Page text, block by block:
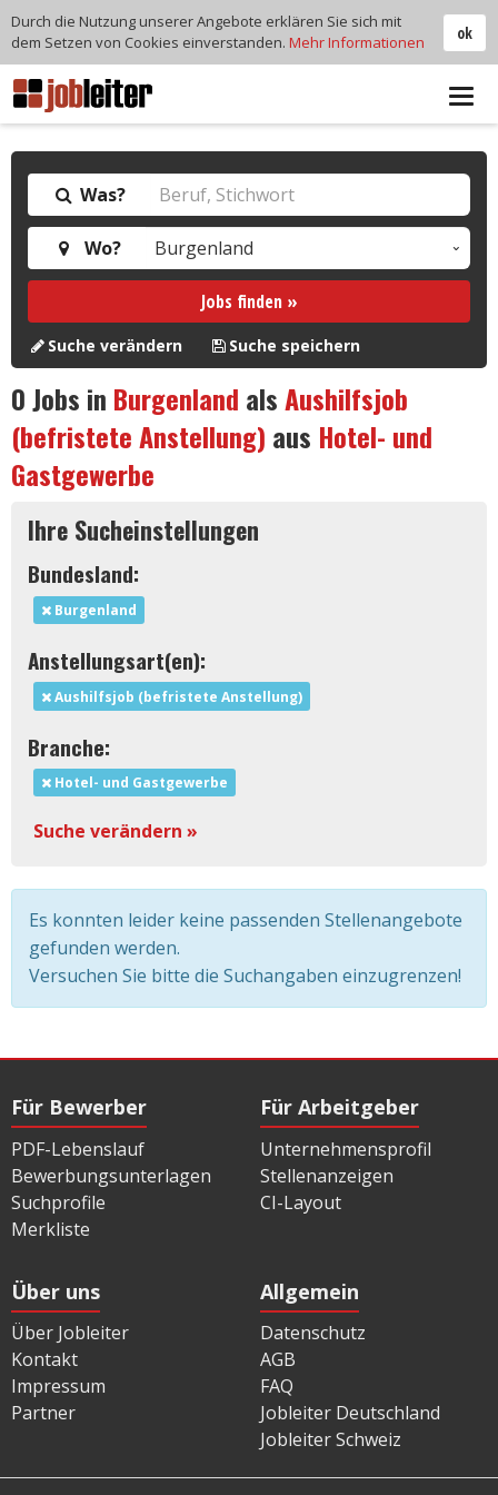
Was?
Wo?
Jobs finden »
Suche verändern Suche speichern
0Jobs in Burgenland alsAushilfsjob
(befristete Anstellung) aus Hotel- und
Gastgewerbe
Ihre Sucheinstellungen
Bundesland:
Burgenland
Anstellungsart(en):
Aushilfsjob (befristete Anstellung)
Branche:
Hotel- und Gastgewerbe
Suche verändern »
Es konnten leider keine passenden Stellenangebote
gefunden werden.
Versuchen Sie bitte die Suchangaben einzugrenzen!
Für Bewerber
PDF-Lebenslauf
Bewerbungsunterlagen
Suchprofile
Merkliste
Für Arbeitgeber
Unternehmensprofil
Stellenanzeigen
CI-Layout
Über uns
Über Jobleiter
Kontakt
Impressum
Partner
Allgemein
Datenschutz
AGB
FAQ
Jobleiter Deutschland
Jobleiter Schweiz
ok
Durch die Nutzung unserer Angebote erklären Sie sich mit
dem Setzen von Cookies einverstanden. Mehr Informationen